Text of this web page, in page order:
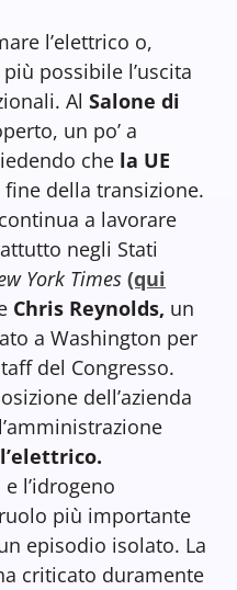
l’elettrico o,
possibile l’uscita
Al Salone di
un po’ a
che la UE
fine della transizione.
a lavorare
negli Stati
York Times (qui
Chris Reynolds, un
a Washington per
del Congresso.
dell’azienda
l’idrogeno
più importante
episodio isolato. La
criticato duramente